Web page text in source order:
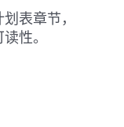
表章节，
性。